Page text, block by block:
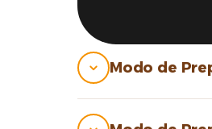
Modo de